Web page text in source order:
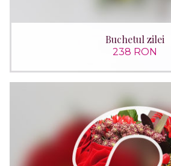
Buchetul zilei
238 RON